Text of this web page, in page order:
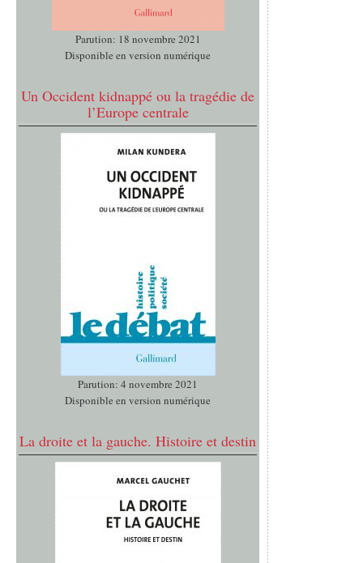
Parution: 18 novembre 2021
Disponible en version numérique
Un Occident kidnappé ou la tragédie de
l’Europe centrale
Parution: 4 novembre 2021
Disponible en version numérique
La droite et la gauche. Histoire et destin